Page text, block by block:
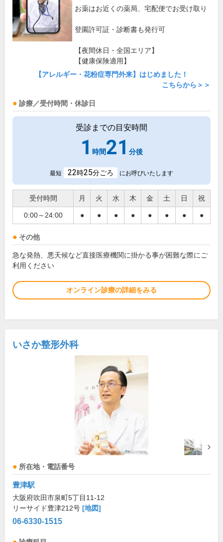
お薬はお近くの薬局、宅配便でお受け取り
登園許可証・診断書も発行可
【夜間休日・全国エリア】
【健康保険適用】
【アレルギー・花粉症専門外来】はじめました！
こちらから＞＞
診療／受付時間・休診日
受診までの目安時間
1 時間21 分後
最短 22時25分ごろ にお呼びいたします
受付時間 月 火 水 木 金 土 日 祝
0:00～24:00 ● ● ● ● ● ● ● ●
その他
急な発熱、悪天候など直接医療機関に掛かる事が困難な際にご
利用ください
オンライン診療の詳細をみる
いさか整形外科
所在地・電話番号
豊津駅
大阪府吹田市泉町5丁目11-12
リーサイド豊津212号 [地図]
06-6330-1515